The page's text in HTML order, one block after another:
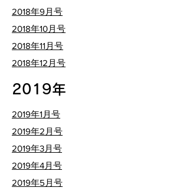
​2018年9月号
​2018年10月号
​2018年11月号
​2018年12月号
2019年
​2019年1月号
​2019年2月号
​2019年3月号
​2019年4月号
​2019年5月号